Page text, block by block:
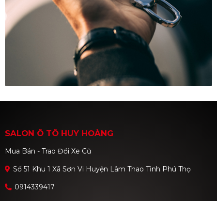
SALON Ô TÔ HUY HOÀNG
Mua Bán - Trao Đổi Xe Cũ
Số 51 Khu 1 Xã Sơn Vi Huyện Lâm Thao Tỉnh Phú Thọ
0914339417